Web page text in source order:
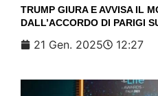
TRUMP GIURA E AVVISA IL
DALL’ACCORDO DI PARIGI
21 Gen. 2025 12:27